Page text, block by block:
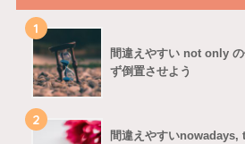
1
間違えやすい not only
ず倒置させよう
2
間違えやすいnowadays,